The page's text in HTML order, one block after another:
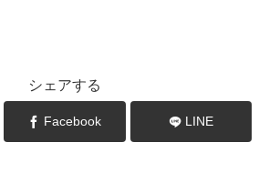
シェアする
Facebook LINE